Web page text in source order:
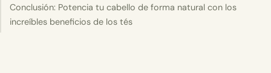
Conclusión: Potencia tu cabello de forma natural con los
increíbles beneficios de los tés